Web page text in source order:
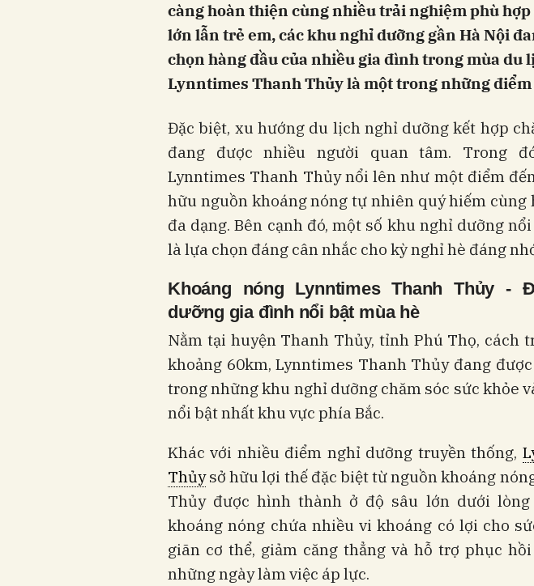
càng hoàn thiện cùng nhiều trải nghiệm phù hợp
lớn lẫn trẻ em, các khu nghỉ dưỡng gần Hà Nội
chọn hàng đầu của nhiều gia đình trong mùa du
Lynntimes Thanh Thủy là một trong những
Đặc biệt, xu hướng du lịch nghỉ dưỡng kết hợp
đang được nhiều người quan tâm. Trong
Lynntimes Thanh Thủy nổi lên như một điểm
hữu nguồn khoáng nóng tự nhiên quý hiếm cùng
đa dạng. Bên cạnh đó, một số khu nghỉ dưỡng
là lựa chọn đáng cân nhắc cho kỳ nghỉ hè đáng
Khoáng nóng Lynntimes Thanh Thủy-
dưỡng gia đình nổi bật mùa hè
Nằm tại huyện Thanh Thủy, tỉnh Phú Thọ, cách
khoảng 60km, Lynntimes Thanh Thủy đang
trong những khu nghỉ dưỡng chăm sóc sức khỏe
nổi bật nhất khu vực phía Bắc.
Khác với nhiều điểm nghỉ dưỡng truyền thống,
Thủysở hữu lợi thế đặc biệt từ nguồn khoáng
Thủy được hình thành ở độ sâu lớn dưới
khoáng nóng chứa nhiều vi khoáng có lợi cho
giãn cơ thể, giảm căng thẳng và hỗ trợ phục
những ngày làm việc áp lực.